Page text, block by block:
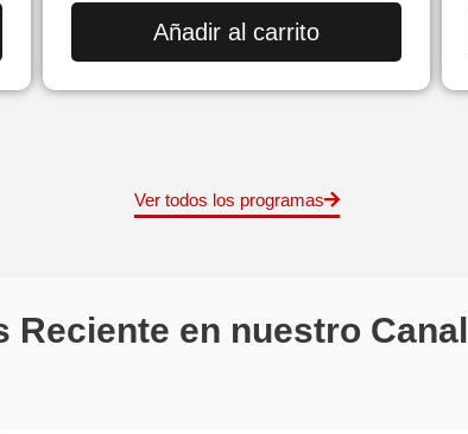
Añadir al carrito
Ver todos los programas
Reciente en nuestro Canal